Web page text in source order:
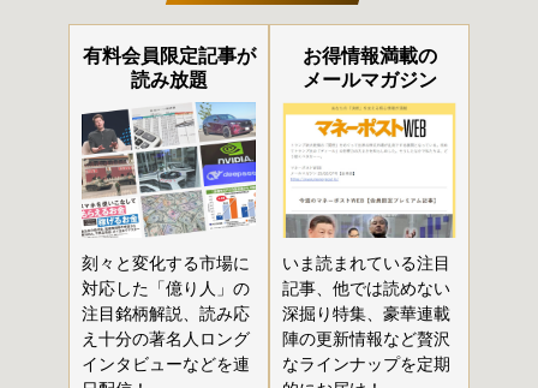
有料会員限定記事が
読み放題
刻々と変化する市場に
対応した「億り人」の
注目銘柄解説、読み応
え十分の著名人ロング
インタビューなどを連
お得情報満載の
メールマガジン
いま読まれている注目
記事、他では読めない
深掘り特集、豪華連載
陣の更新情報など贅沢
なラインナップを定期